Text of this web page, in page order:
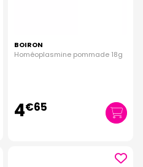
BOIRON
Homéoplasmine pommade 18g
4€65